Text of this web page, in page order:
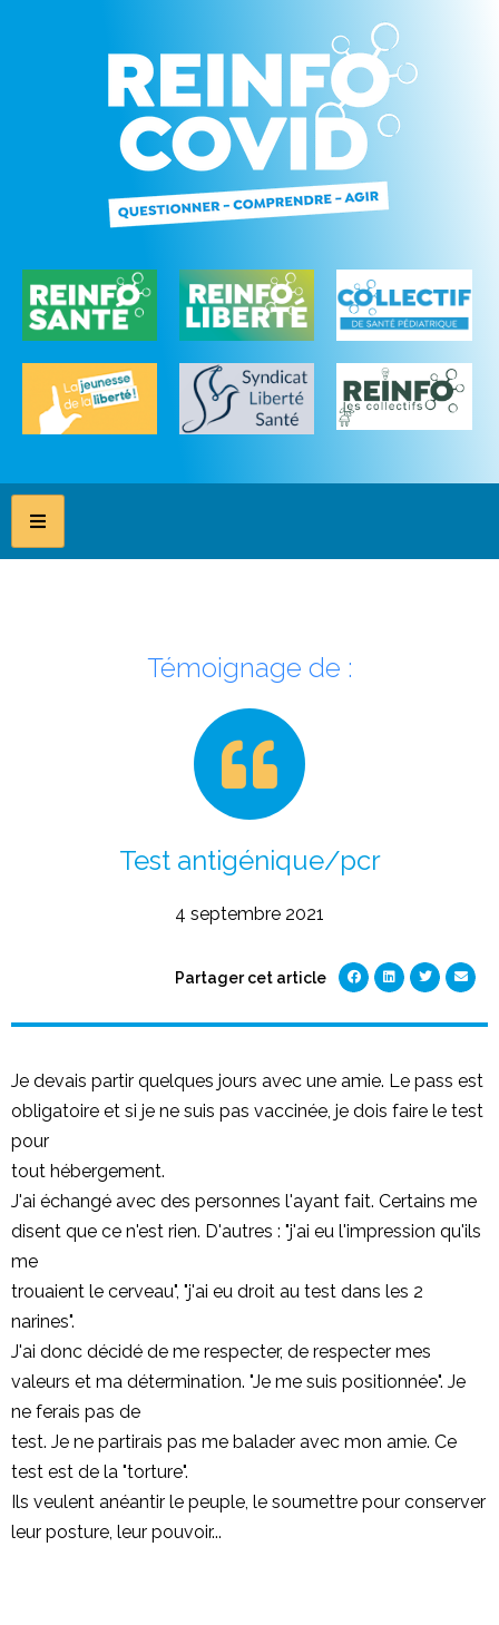
Témoignage de :
Test antigénique/pcr
4 septembre 2021
Partager cet article
Je devais partir quelques jours avec une amie. Le pass est
obligatoire et si je ne suis pas vaccinée, je dois faire le test
pour
tout hébergement.
J'ai échangé avec des personnes l'ayant fait. Certains me
disent que ce n'est rien. D'autres : "j'ai eu l'impression qu'ils
me
trouaient le cerveau", "j'ai eu droit au test dans les 2
narines".
J'ai donc décidé de me respecter, de respecter mes
valeurs et ma détermination. "Je me suis positionnée". Je
ne ferais pas de
test. Je ne partirais pas me balader avec mon amie. Ce
test est de la "torture".
Ils veulent anéantir le peuple, le soumettre pour conserver
leur posture, leur pouvoir...